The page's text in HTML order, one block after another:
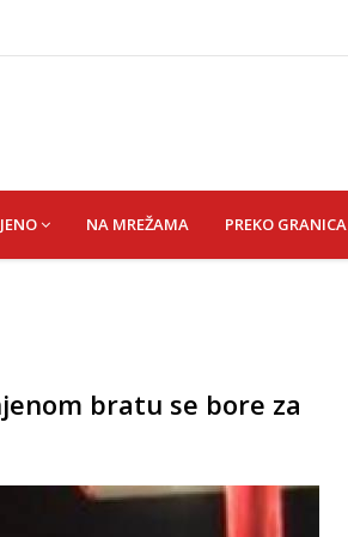
NA MREŽAMA PREKO GRANICA
bratu se bore za